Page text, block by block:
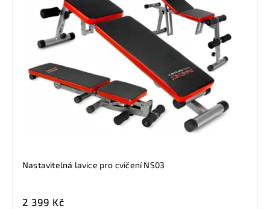
Nastavitelná lavice pro cvičení NS03
2 399 Kč